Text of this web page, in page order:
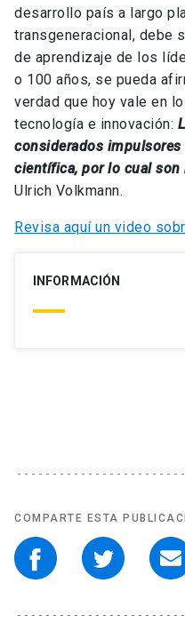
desarrollo país a largo
transgeneracional, debe
de aprendizaje de los
o 100 años, se pueda
verdad que hoy vale en
tecnología e innovación:
considerados
científica, por lo cual
Ulrich Volkmann.
Revisa aquí un video
INFORMACIÓN
COMPARTE ESTA